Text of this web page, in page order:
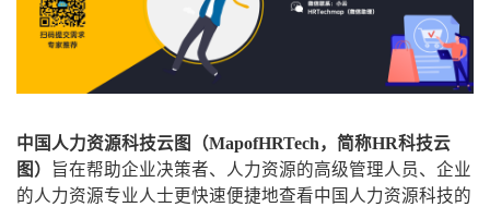
中国人力资源科技云图（MapofHRTech，简称HR科技云
图）
旨在帮助企业决策者、人力资源的高级管理人员、企业
的人力资源专业人士更快速便捷地查看中国人力资源科技的